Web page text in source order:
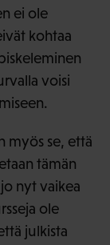
ei ole
kohtaa
voisi
myös se, että
tämän
nyt vaikea
ole
julkista